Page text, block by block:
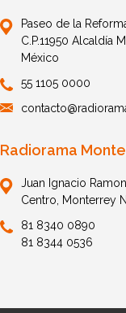
Paseo de la
C.P.11950 Alcaldía
México
55 1105 0000
Radiorama
Juan Ignacio
Centro, Monterrey
81 8340 0890
81 8344 0536